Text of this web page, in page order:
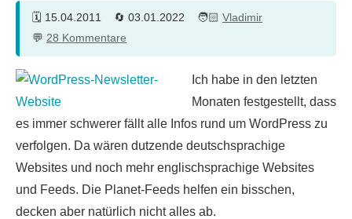
15.04.2011 03.01.2022
Vladimir
28 Kommentare
Ich habe in den letzten
Monaten festgestellt, dass
es immer schwerer fällt alle Infos rund um WordPress zu
verfolgen. Da wären dutzende deutschsprachige
Websites und noch mehr englischsprachige Websites
und Feeds. Die Planet-Feeds helfen ein bisschen,
decken aber natürlich nicht alles ab.